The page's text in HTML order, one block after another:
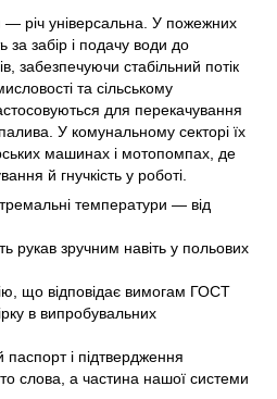
— річ універсальна. У пожежних
за забір і подачу води до
забезпечуючи стабільний потік
та сільському
для перекачування
У комунальному секторі їх
машинах і мотопомпах, де
й гнучкість у роботі.
температури — від
рукав зручним навіть у польових
що відповідає вимогам ГОСТ
в випробувальних
і підтвердження
слова, а частина нашої системи